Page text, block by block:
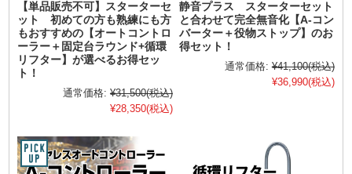
【単品販売不可】スターターセ
ット 初めての方も熟練にも方
もおすすめの【オートコントロ
ーラー＋固定台ラウンド+循環
リフター】が選べるお得セッ
ト！
通常価格: ¥31,500(税込)
¥28,350(税込)
静音プラス スターターセット
と合わせて完全無音化【A-コン
バーター＋役物ストップ】のお
得セット！
通常価格: ¥41,100(税込)
¥36,990(税込)